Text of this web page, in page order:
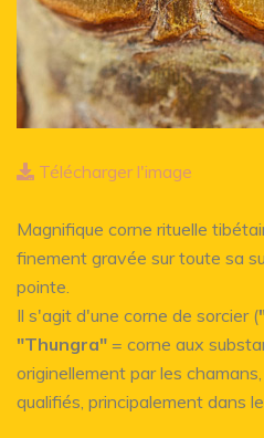
Télécharger l'image
Magnifique corne rituelle
finement gravée sur toute sa
pointe.
Il s'agit d'une corne de sorcier (
"Thungra" = corne aux
originellement par les
qualifiés, principalement dans